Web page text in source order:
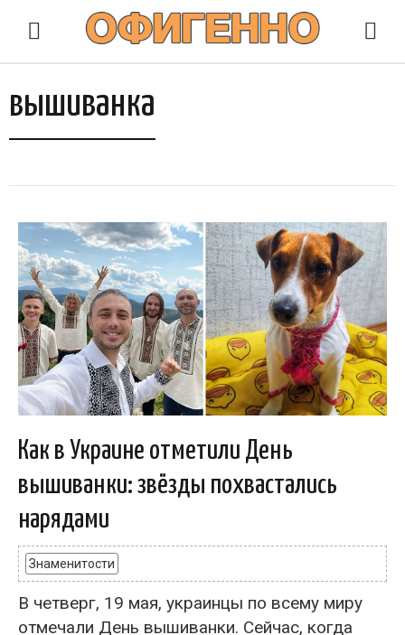
вышиванка
Как в Украине отметили День
вышиванки: звёзды похвастались
нарядами
Знаменитости
В четверг, 19 мая, украинцы по всему миру
отмечали День вышиванки. Сейчас, когда